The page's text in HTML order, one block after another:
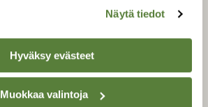
Näytä tiedot
Hyväksy evästeet
Muokkaa valintoja
Tilaa Suomen Luonto
Äänestä parasta juttua
Tilaa uutiskirje